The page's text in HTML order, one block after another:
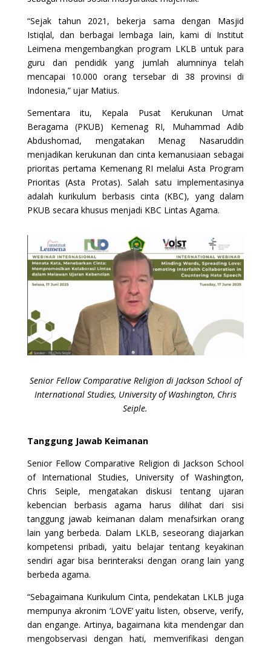
“Sejak tahun 2021, bekerja sama dengan Masjid
Istiqlal, dan berbagai lembaga lain, kami di Institut
Leimena mengembangkan program LKLB untuk para
guru dan pendidik yang jumlah alumninya telah
mencapai 10.000 orang tersebar di 38 provinsi di
Indonesia,” ujar Matius.
Sementara itu, Kepala Pusat Kerukunan Umat
Beragama (PKUB) Kemenag RI, Muhammad Adib
Abdushomad, mengatakan Menag Nasaruddin
menjadikan kerukunan dan cinta kemanusiaan sebagai
prioritas pertama Kemenang RI melalui Asta Program
Prioritas (Asta Protas). Salah satu implementasinya
adalah kurikulum berbasis cinta (KBC), yang dalam
PKUB secara khusus menjadi KBC Lintas Agama.
Senior Fellow Comparative Religion di Jackson School of
International Studies, University of Washington, Chris
Seiple.
Tanggung Jawab Keimanan
Senior Fellow Comparative Religion di Jackson School
of International Studies, University of Washington,
Chris Seiple, mengatakan diskusi tentang ujaran
kebencian berbasis agama harus dilihat dari sisi
tanggung jawab keimanan dalam menafsirkan orang
lain yang berbeda. Dalam LKLB, seseorang diajarkan
kompetensi pribadi, yaitu belajar tentang keyakinan
sendiri agar bisa berinteraksi dengan orang lain yang
berbeda agama.
“Sebagaimana Kurikulum Cinta, pendekatan LKLB juga
mempunya akronim ‘LOVE’ yaitu listen, observe, verify,
dan engange. Artinya, bagaimana kita mendengar dan
mengobservasi dengan hati, memverifikasi dengan